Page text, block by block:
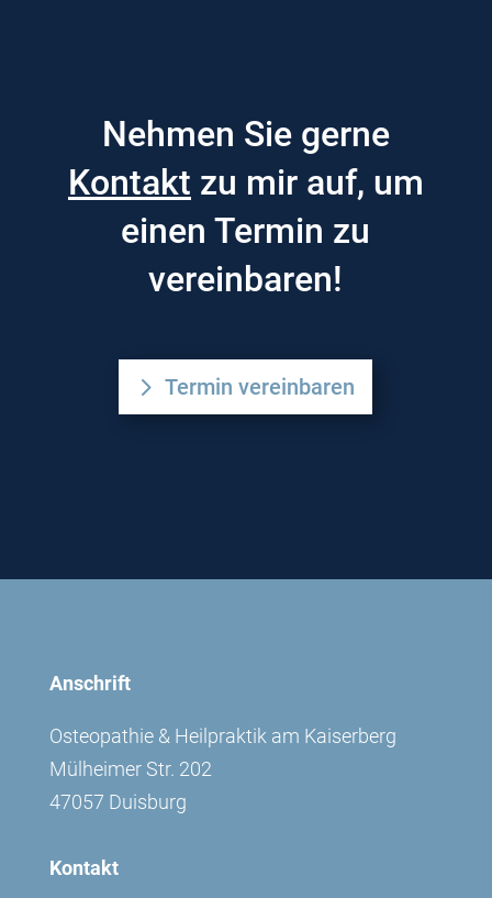
Nehmen Sie gerne
Kontakt zu mir auf, um
einen Termin zu
vereinbaren!
Termin vereinbaren
Anschrift
Osteopathie & Heilpraktik am Kaiserberg
Mülheimer Str. 202
47057 Duisburg
Kontakt